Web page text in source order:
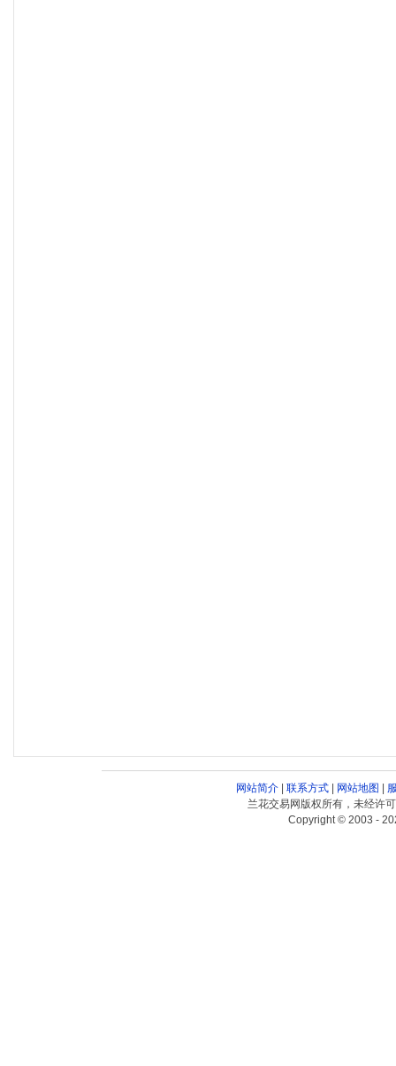
网站简介| 联系方式| 网站地图
兰花交易网版权所有，未经许
Copyright © 2003 -